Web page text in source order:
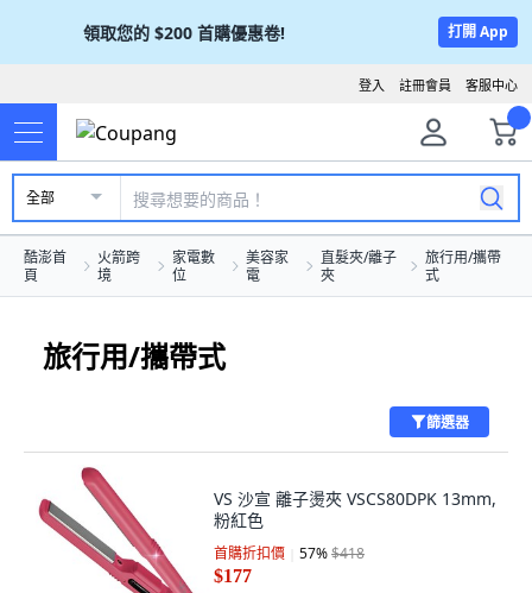
領取您的 $200 首購優惠卷! 打開 App
客服中心
註冊會員
登入
全部
酷澎首
頁
火箭跨
境
家電數
位
美容家
電
直髮夾/離子
夾
旅行用/攜帶
式
旅行用/攜帶式
篩選器
VS 沙宣 離子燙夾 VSCS80DPK 13mm,
粉紅色
首購折扣價 57%$418
$177